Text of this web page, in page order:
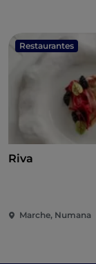
Restaurantes
Riva
Marche, Numana